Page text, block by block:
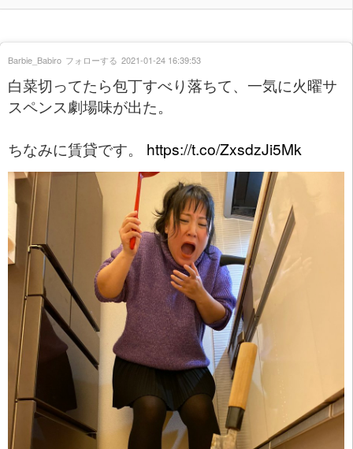
白菜切ってたら包丁すべり落ちて、一気に火曜サ
スペンス劇場味が出た。
ちなみに賃貸です。 https://t.co/ZxsdzJi5Mk
Barbie_Babiro フォローする 2021-01-24 16:39:53